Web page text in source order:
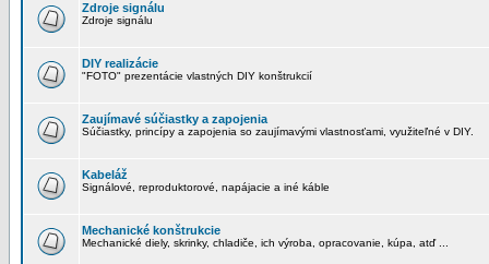
Zdroje signálu
Zdroje signálu
DIY realizácie
"FOTO" prezentácie vlastných DIY konštrukcií
Zaujímavé súčiastky a zapojenia
Súčiastky, princípy a zapojenia so zaujímavými vlastnosťami, využiteľné v DIY.
Kabeláž
Signálové, reproduktorové, napájacie a iné káble
Mechanické konštrukcie
Mechanické diely, skrinky, chladiče, ich výroba, opracovanie, kúpa, atď ...